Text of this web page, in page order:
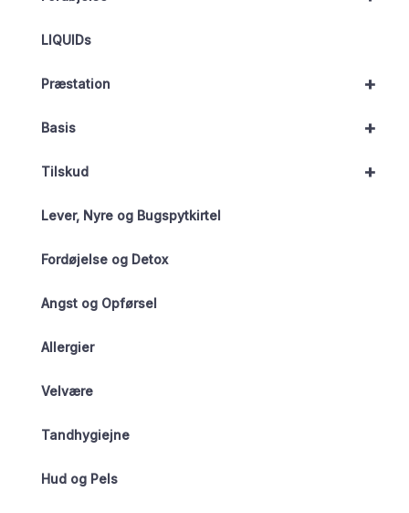
LIQUIDs
+
Præstation
+
Basis
+
Tilskud
Lever, Nyre og Bugspytkirtel
Fordøjelse og Detox
Angst og Opførsel
Allergier
Velvære
Tandhygiejne
Hud og Pels